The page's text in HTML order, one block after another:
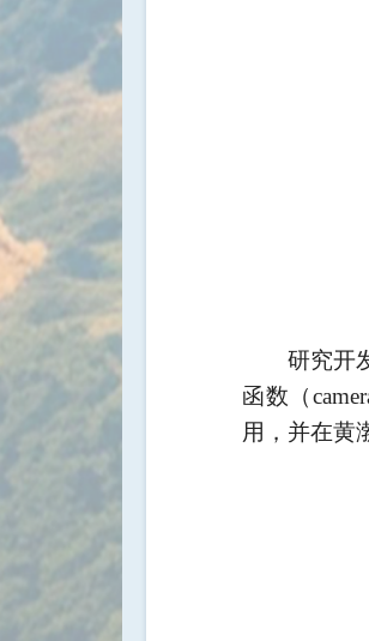
研究开
函数（
用，并在黄